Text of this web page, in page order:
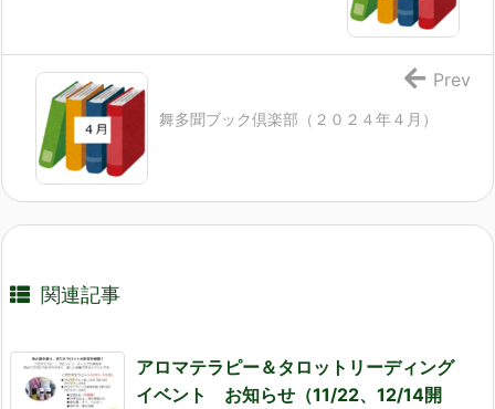
舞多聞ブック倶楽部（２０２４年４月）
Prev
関連記事
アロマテラピー＆タロットリーディング
イベント お知らせ（11/22、12/14開